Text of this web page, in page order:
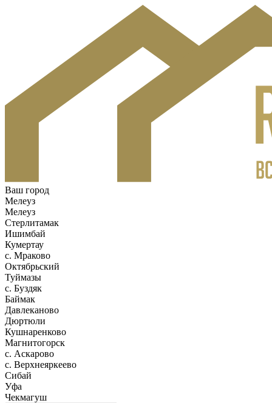
Ваш город
Мелеуз
Мелеуз
Стерлитамак
Ишимбай
Кумертау
c. Мраково
Октябрьский
Туймазы
c. Буздяк
Баймак
Давлеканово
Дюртюли
Кушнаренково
Магнитогорск
с. Аскарово
с. Верхнеяркеево
Сибай
Уфа
Чекмагуш